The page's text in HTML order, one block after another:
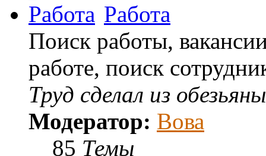
Работа
Поиск работы,
работе, поиск
Труд сделал из
Модератор: Вова
85 Темы